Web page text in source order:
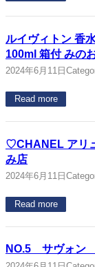
ルイヴィトン 香
100ml 箱付 みの
2024年6月11日
Read more
♡CHANEL アリ
み店
2024年6月11日
Read more
NO.5 サヴォン